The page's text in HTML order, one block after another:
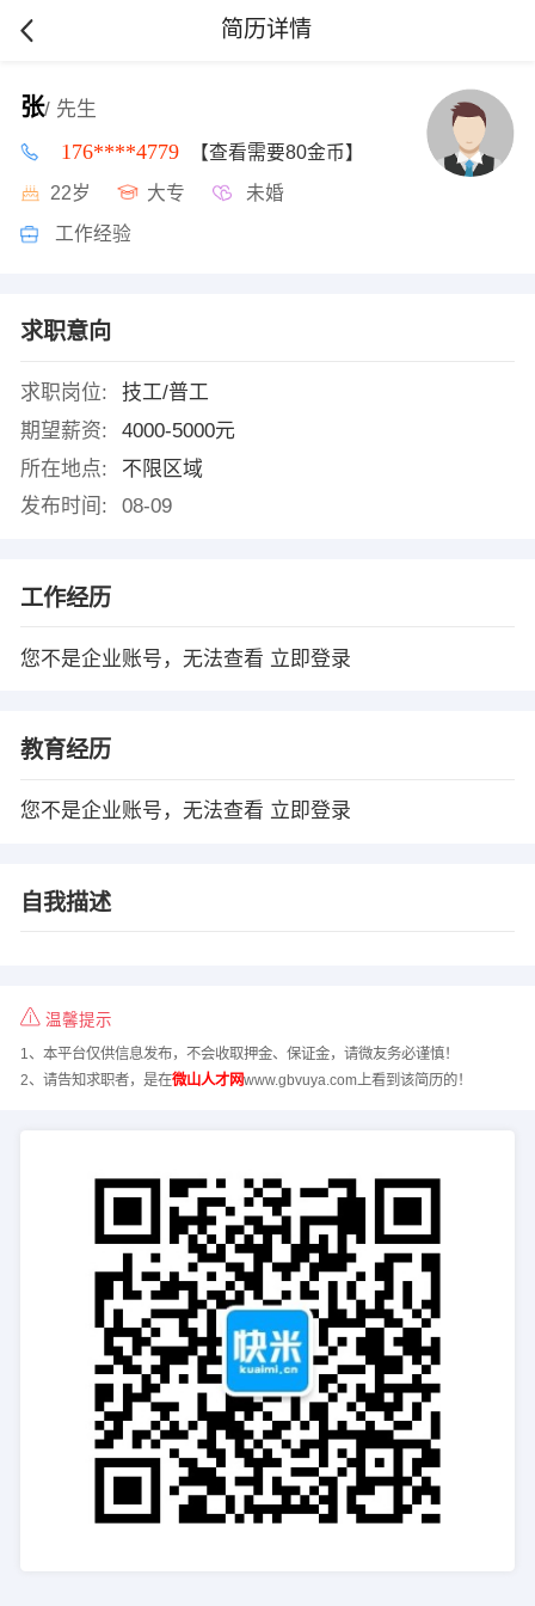
简历详情
张/ 先生
176****4779 【查看需要80金币】
22岁 大专 未婚
工作经验
求职意向
求职岗位:
技工/普工
期望薪资:
4000-5000元
所在地点:
不限区域
发布时间:
08-09
工作经历
您不是企业账号，无法查看 立即登录
教育经历
您不是企业账号，无法查看 立即登录
自我描述
温馨提示
1、本平台仅供信息发布，不会收取押金、保证金，请微友务必谨慎！
2、请告知求职者，是在微山人才网www.gbvuya.com上看到该简历的！